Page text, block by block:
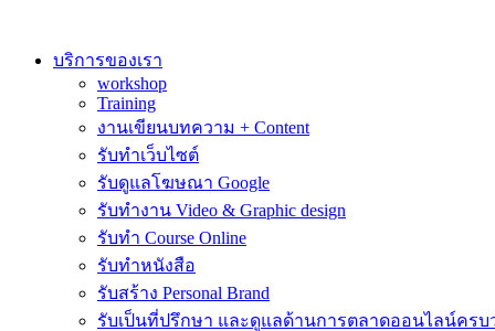
contentบริการของเรา
workshop
Training
งานเขียนบทความ + Content
รับทำเว็บไซต์
รับดูแลโฆษณา Google
รับทำงาน Video & Graphic design
รับทำ Course Online
รับทำหนังสือ
รับสร้าง Personal Brand
รับเป็นที่ปรึกษา และดูแลด้านการตลาดออนไลน์ครบ